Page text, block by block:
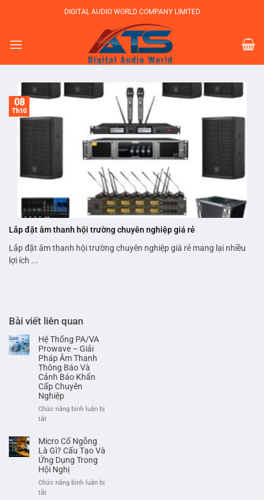
dung
DIGITAL AUDIO WORLD COMPANY LIMITED
Lắp đặt âm thanh hội trường chuyên nghiệp giá rẻ
Lắp đặt âm thanh hội trường chuyên nghiệp giá rẻ mang lại nhiều
lợi ích ...
08
Th10
Bài viết liên quan
Hệ Thống PA/VA
Prowave – Giải
Pháp Âm Thanh
Thông Báo Và
Cảnh Báo Khẩn
Cấp Chuyên
Nghiệp
Chức năng bình luận bị
tắt
Thống
PA/VA
Prowave
–
Giải
Micro Cổ Ngỗng
Là Gì? Cấu Tạo Và
Ứng Dụng Trong
Hội Nghị
Chức năng bình luận bị
tắt